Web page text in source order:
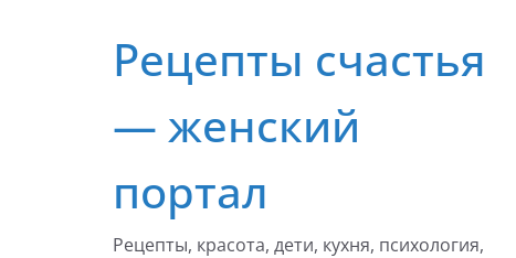
содержимомуРецепты счастья
— женский
портал
Рецепты, красота, дети, кухня, психология,